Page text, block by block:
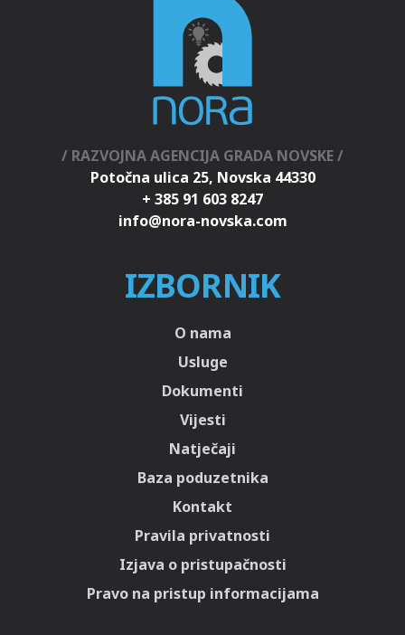
/ RAZVOJNA AGENCIJA GRADA NOVSKE /
Potočna ulica 25, Novska 44330
+ 385 91 603 8247
IZBORNIK
O nama
Usluge
Dokumenti
Vijesti
Natječaji
Baza poduzetnika
Kontakt
Pravila privatnosti
Izjava o pristupačnosti
Pravo na pristup informacijama